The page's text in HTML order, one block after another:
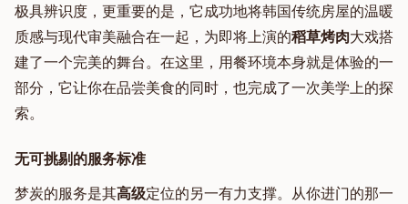
极具辨识度，更重要的是，它成功地将韩国传统房屋的温暖
质感与现代审美融合在一起，为即将上演的稻草烤肉大戏搭
建了一个完美的舞台。在这里，用餐环境本身就是体验的一
部分，它让你在品尝美食的同时，也完成了一次美学上的探
索。
无可挑剔的服务标准
梦炭的服务是其高级定位的另一有力支撑。从你进门的那一